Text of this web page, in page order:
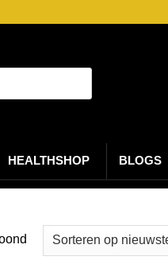
HEALTHSHOP BLOGS
Gesorteerd